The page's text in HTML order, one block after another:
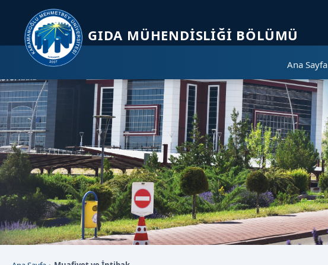
GIDA MÜHENDISLIĞI BÖLÜMÜ
Ana Sayfa